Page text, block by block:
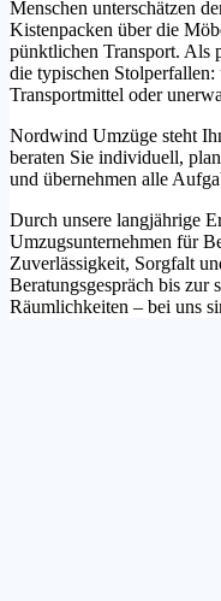
Menschen unterschätzen
Kistenpacken über die
pünktlichen Transport. Als
die typischen
Transportmittel oder
Nordwind Umzüge steht
beraten Sie individuell,
und übernehmen alle
Durch unsere langjährige
Umzugsunternehmen für
Zuverlässigkeit, Sorgfalt
Beratungsgespräch bis zur
Räumlichkeiten – bei uns